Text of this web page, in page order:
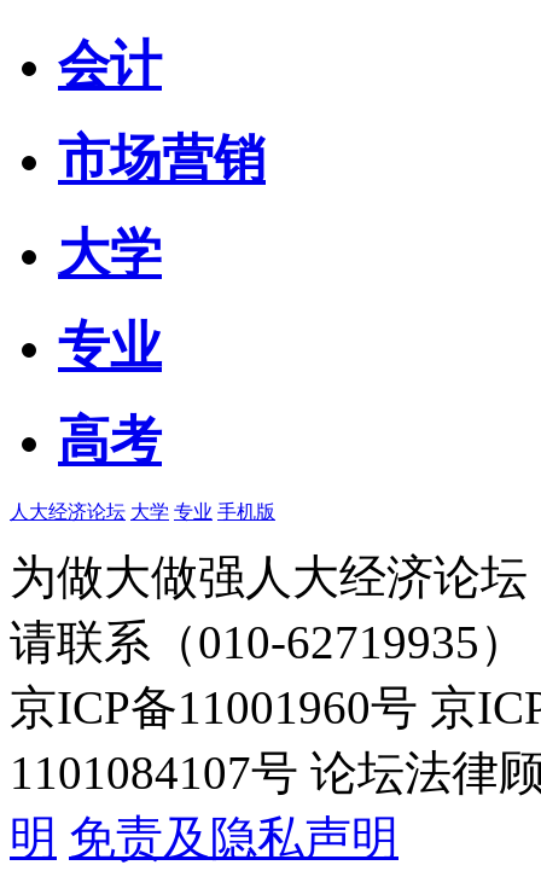
会计
市场营销
大学
专业
高考
人大经济论坛 大学 专业 手机版
为做大做强人大经济论
请联系（010-62719935）
京ICP备11001960号 京
1101084107号 论坛法律
明 免责及隐私声明